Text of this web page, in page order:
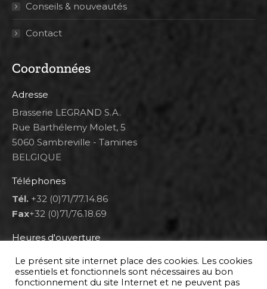
Conseils & nouveautés
Contact
Coordonnées
Adresse
Brasserie LEGRAND S.A.
Rue Barthélemy Molet, 5
5060 Sambreville - Tamines
BELGIQUE
Téléphones
Tél. +32 (0)71/77.14.86
Fax+32 (0)71/76.18.69
Heures d'ouverture
Lun 8h00-12h00 et 12h30-14h30
Mar au ven 8h00-12h00 et 12h30-17h00
Sam 9h00-16h00
Le présent site internet place des cookies. Les cookies
essentiels et fonctionnels sont nécessaires au bon
fonctionnement du site Internet et ne peuvent pas